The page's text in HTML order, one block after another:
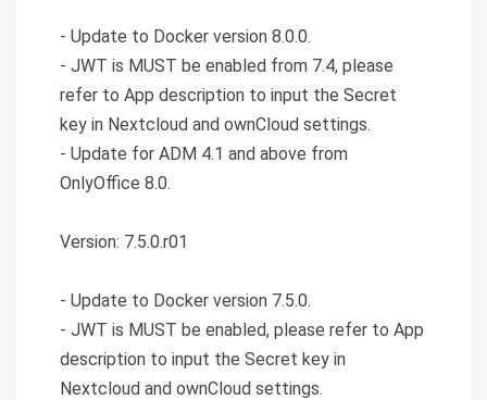
- Update to Docker version 8.0.0.
- JWT is MUST be enabled from 7.4, please
refer to App description to input the Secret
key in Nextcloud and ownCloud settings.
- Update for ADM 4.1 and above from
OnlyOffice 8.0.
Version: 7.5.0.r01
- Update to Docker version 7.5.0.
- JWT is MUST be enabled, please refer to App
description to input the Secret key in
Nextcloud and ownCloud settings.